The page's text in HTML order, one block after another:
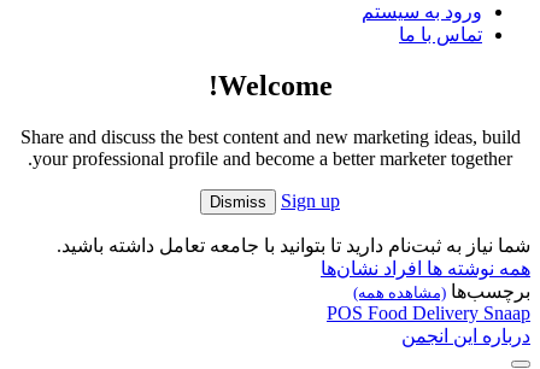
ورود به سیستم
تماس با ما
Welcome!
Share and discuss the best content and new marketing ideas, build
your professional profile and become a better marketer together.
Sign up
Dismiss
شما نیاز به ثبت‌نام دارید تا بتوانید با جامعه تعامل داشته باشید.
همه نوشته ها افراد نشان‌ها
برچسب‌ها (مشاهده همه)
POS Food Delivery Snaap
درباره این انجمن